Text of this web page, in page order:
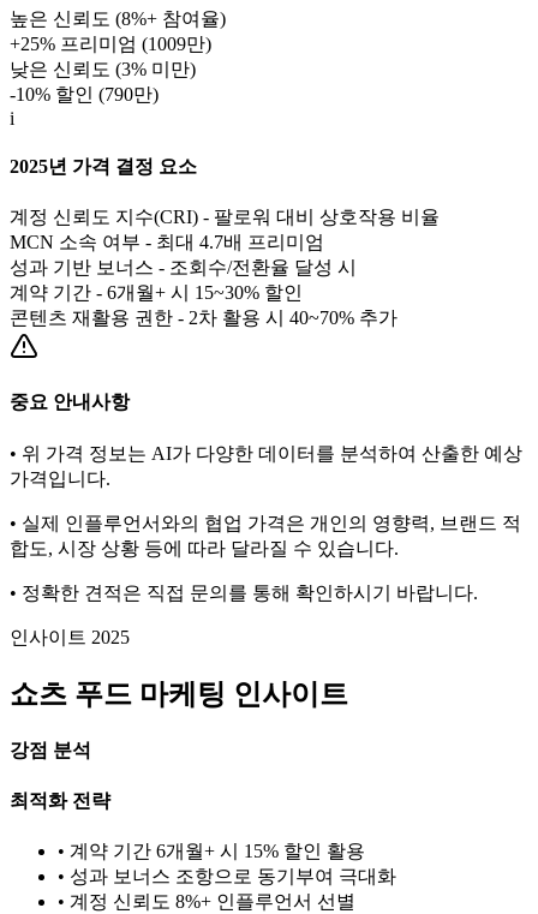
높은 신뢰도 (8%+ 참여율)
+25% 프리미엄 (1009만)
낮은 신뢰도 (3% 미만)
-10% 할인 (790만)
i
2025년 가격 결정 요소
계정 신뢰도 지수(CRI) - 팔로워 대비 상호작용 비율
MCN 소속 여부 - 최대 4.7배 프리미엄
성과 기반 보너스 - 조회수/전환율 달성 시
계약 기간 - 6개월+ 시 15~30% 할인
콘텐츠 재활용 권한 - 2차 활용 시 40~70% 추가
중요 안내사항
• 위 가격 정보는 AI가 다양한 데이터를 분석하여 산출한 예상
가격입니다.
• 실제 인플루언서와의 협업 가격은 개인의 영향력, 브랜드 적
합도, 시장 상황 등에 따라 달라질 수 있습니다.
• 정확한 견적은 직접 문의를 통해 확인하시기 바랍니다.
인사이트 2025
쇼츠 푸드 마케팅 인사이트
강점 분석
최적화 전략
• 계약 기간 6개월+ 시 15% 할인 활용
• 성과 보너스 조항으로 동기부여 극대화
• 계정 신뢰도 8%+ 인플루언서 선별